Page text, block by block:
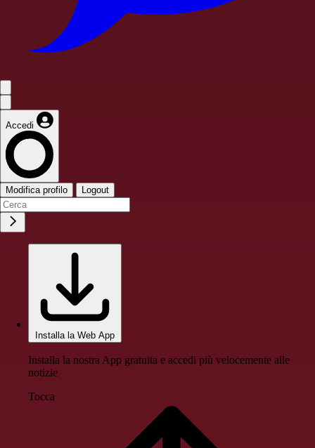
Accedi
Modifica profilo Logout
Installa la Web App
Installa la nostra App gratuita e accedi più velocemente alle
notizie
Tocca